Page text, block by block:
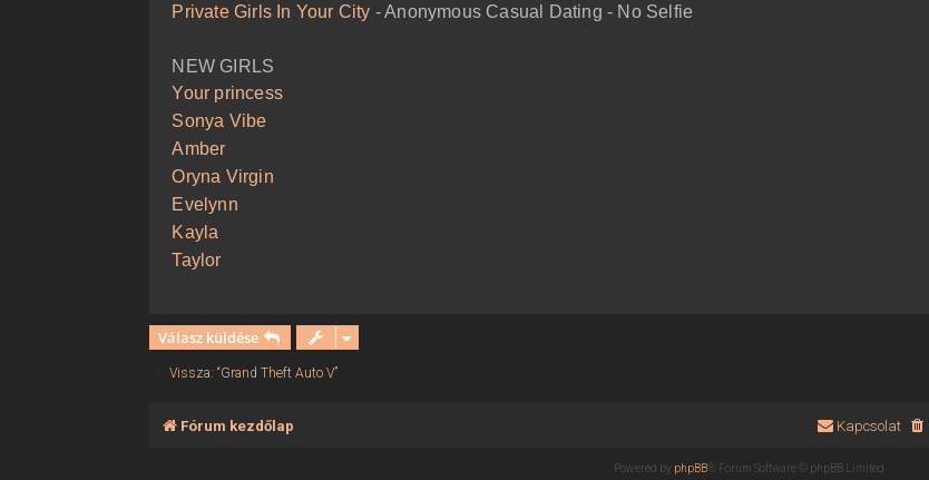
lPrivate Girls In Your City - Anonymous Casual Dating - No Selfie
NEW GIRLS
Your princess
Sonya Vibe
Amber
Oryna Virgin
Evelynn
Kayla
Taylor
Válasz küldése
Vissza: “Grand Theft Auto V”
Fórum kezdőlap Kapcsolat
Powered by phpBB® Forum Software © phpBB Limited